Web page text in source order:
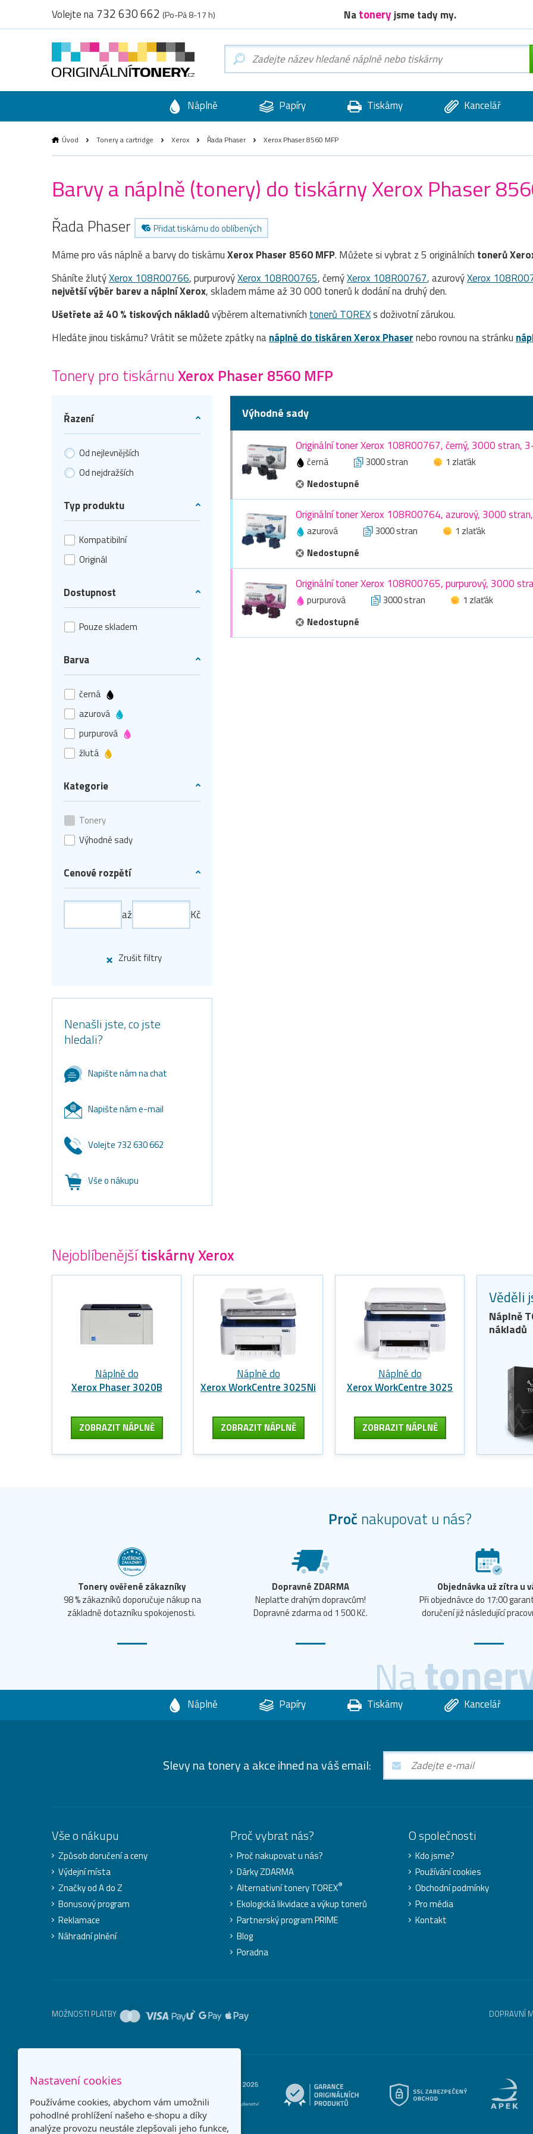
Volejte na732 630 662 (Po-Pá 8-17 h) Natoneryjsme tady my.
Náplně Papíry Tiskárny Kancelář
Úvod Tonery a cartridge Xerox Řada Phaser Xerox Phaser 8560 MFP
Barvy a náplně (tonery) do tiskárny Xerox Phaser
Řada Phaser Přidat tiskárnu do oblíbených
Máme pro vás náplně a barvy do tiskárnuXerox Phaser 8560 MFP. Můžete si vybrat z 5 originálních tonerů
Sháníte žlutýXerox 108R00766, purpurovýXerox 108R00765, černýXerox 108R00767, azurovýXerox
největší výběr barev a náplní Xerox, skladem máme až 30 000 tonerů k dodání na druhý den.
Ušetřete až 40 % tiskových nákladůvýběrem alternativních tonerů TOREXs doživotní zárukou.
Hledáte jinou tiskárnu? Vrátit se můžete zpátky nanáplně do tiskáren Xerox Phasernebo rovnou na stránku
Tonery pro tiskárnuXerox Phaser 8560 MFP
Řazení
Od nejlevnějších
Od nejdražších
Typ produktu
Kompatibilní
Originál
Dostupnost
Pouze skladem
Barva
černá
azurová
purpurová
žlutá
Kategorie
Tonery
Výhodné sady
Cenové rozpětí
až Kč
Zrušit filtry
Nenašli jste, co jste
hledali?
Napište nám na chat
Napište nám e-mail
Volejte 732 630 662
Vše o nákupu
Výhodné sady
Originální toner Xerox 108R00767, černý, 3000 stran,
černá 3000 stran
1 zlaťák
Nedostupné
Originální toner Xerox 108R00764, azurový, 3000
azurová 3000 stran
1 zlaťák
Nedostupné
Originální toner Xerox 108R00765, purpurový, 3000
purpurová 3000 stran
1 zlaťák
Nedostupné
Nejoblíbenějšítiskárny Xerox
Náplně do
Xerox Phaser 3020B
ZOBRAZIT NÁPLNĚ
Náplně do
Xerox WorkCentre 3025Ni
ZOBRAZIT NÁPLNĚ
Náplně do
Xerox WorkCentre 3025
ZOBRAZIT NÁPLNĚ
Věděli
Náplně
nákladů
Proč nakupovat u nás?
Tonery ověřené zákazníky
98 % zákazníků doporučuje nákup na
základně dotazníku spokojenosti.
Dopravné ZDARMA
Neplaťte drahým dopravcům!
Dopravné zdarma od 1 500 Kč.
Objednávka už zítra u
Při objednávce do 17:00
doručení již následující
Na
Náplně Papíry Tiskárny Kancelář
Slevy na tonery a akce ihned na váš email:
Vše o nákupu
Způsob doručení a ceny
Výdejní místa
Značky od A do Z
Bonusový program
Reklamace
Náhradní plnění
Proč vybrat nás?
Proč nakupovat u nás?
Dárky ZDARMA
Alternativní tonery TOREX®
Ekologická likvidace a výkup tonerů
Partnerský program PRIME
Blog
Poradna
O společnosti
Kdo jsme?
Používání cookies
Obchodní podmínky
Pro média
Kontakt
MOŽNOSTI PLATBY DOPRAVNÍ
Nastavení cookies
Používáme cookies, abychom vám umožnili
pohodlné prohlížení našeho e-shopu a díky
analýze provozu neustále zlepšovali jeho funkce,